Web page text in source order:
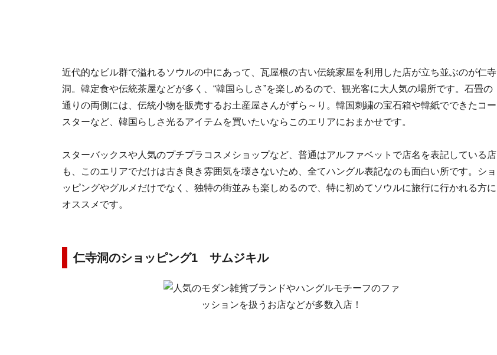
近代的なビル群で溢れるソウルの中にあって、瓦屋根の古い伝統家屋を利用した店が立ち並ぶのが仁寺
洞。韓定食や伝統茶屋などが多く、“韓国らしさ”を楽しめるので、観光客に大人気の場所です。石畳の
通りの両側には、伝統小物を販売するお土産屋さんがずら～り。韓国刺繍の宝石箱や韓紙でできたコー
スターなど、韓国らしさ光るアイテムを買いたいならこのエリアにおまかせです。
スターバックスや人気のプチプラコスメショップなど、普通はアルファベットで店名を表記している店
も、このエリアでだけは古き良き雰囲気を壊さないため、全てハングル表記なのも面白い所です。ショ
ッピングやグルメだけでなく、独特の街並みも楽しめるので、特に初めてソウルに旅行に行かれる方に
オススメです。
仁寺洞のショッピング1 サムジキル